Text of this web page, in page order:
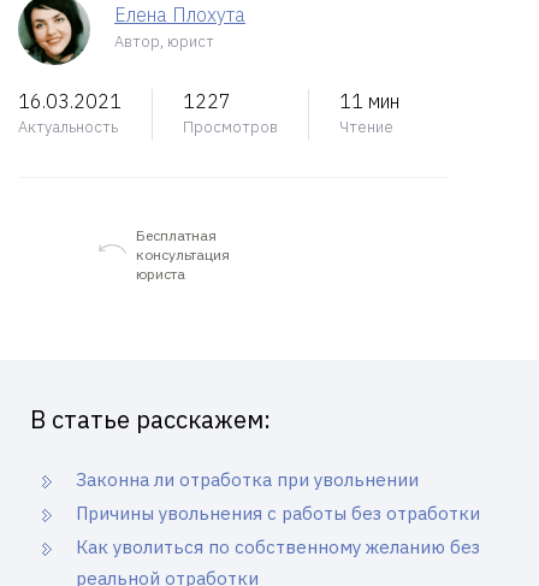
Елена Плохута
Автор, юрист
16.03.2021
Актуальность
1227
Просмотров
11 мин
Чтение
Бесплатная
консультация
юриста
В статье расскажем:
Законна ли отработка при увольнении
Причины увольнения с работы без отработки
Как уволиться по собственному желанию без
реальной отработки